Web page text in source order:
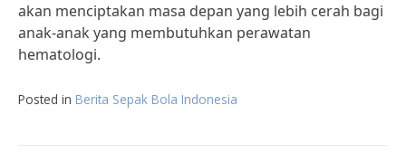
akan menciptakan masa depan yang lebih cerah bagi
anak-anak yang membutuhkan perawatan
hematologi.
Posted in Berita Sepak Bola Indonesia